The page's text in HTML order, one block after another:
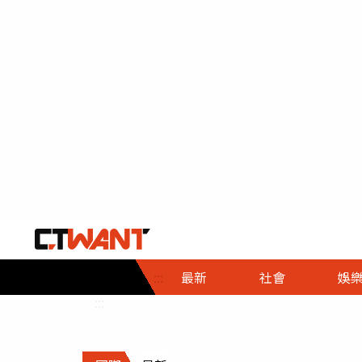
::: 最新 社會
社會首頁
時事
調查
娛樂
娛樂首頁
即時
財經首頁
熱線
政